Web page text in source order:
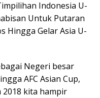
Indonesia U-
Untuk Putaran
Hingga Gelar Asia U-
Negeri besar
AFC Asian Cup,
2018 kita hampir